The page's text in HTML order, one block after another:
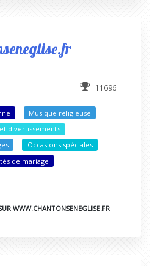
11696
Musique religieuse
divertissements
Occasions spéciales
de mariage
WWW.CHANTONSENEGLISE.FR